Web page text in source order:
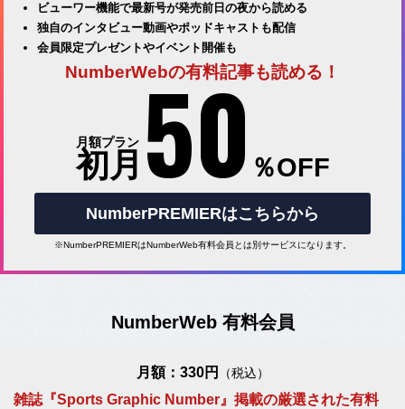
ビューワー機能で最新号が発売前日の夜から読める
独自のインタビュー動画やポッドキャストも配信
会員限定プレゼントやイベント開催も
NumberWebの有料記事も読める！
月額プラン
初月 50 ％OFF
NumberPREMIERはこちらから
※NumberPREMIERはNumberWeb有料会員とは別サービスになります。
NumberWeb 有料会員
月額：330円 （税込）
雑誌『Sports Graphic Number』掲載の厳選された有料